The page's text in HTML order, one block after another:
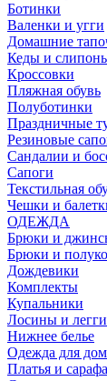
Ботинки
Валенки и угги
Домашние
Кеды и
Кроссовки
Пляжная обувь
Полуботинки
Праздничные
Резиновые
Сандалии и
Сапоги
Текстильная
Чешки и
ОДЕЖДА
Брюки и
Брюки и
Дождевики
Комплекты
Купальники
Лосины и
Нижнее белье
Одежда для
Платья и